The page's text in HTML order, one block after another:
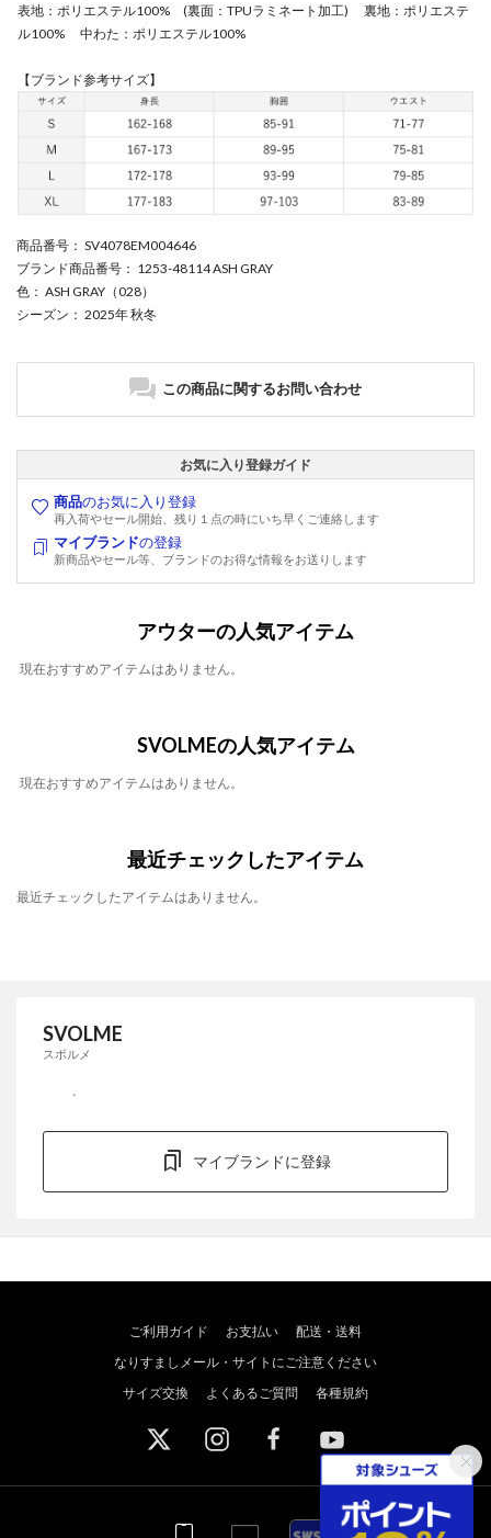
表地：ポリエステル100% (裏面：TPUラミネート加工) 裏地：ポリエステ
ル100% 中わた：ポリエステル100%
【ブランド参考サイズ】
商品番号 ： SV4078EM004646
ブランド商品番号 ： 1253-48114 ASH GRAY
色 ： ASH GRAY（028）
シーズン ： 2025年 秋冬
この商品に関するお問い合わせ
お気に入り登録ガイド
商品のお気に入り登録
再入荷やセール開始、残り１点の時にいち早くご連絡します
マイブランドの登録
新商品やセール等、ブランドのお得な情報をお送りします
アウターの人気アイテム
現在おすすめアイテムはありません。
SVOLMEの人気アイテム
現在おすすめアイテムはありません。
最近チェックしたアイテム
最近チェックしたアイテムはありません。
SVOLME
スボルメ
マイブランドに登録
ご利用ガイド お支払い
配送・送料
なりすましメール・サイトにご注意ください
サイズ交換
よくあるご質問 各種規約